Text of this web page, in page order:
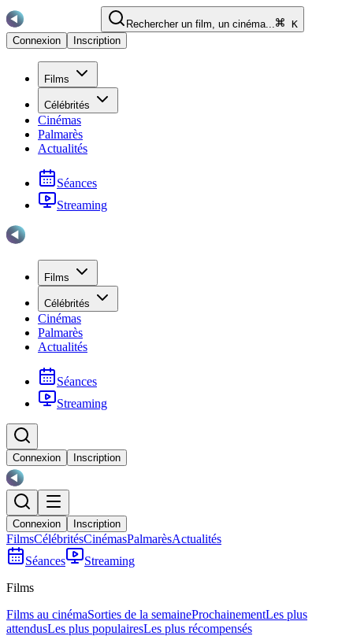
Rechercher un film, un cinéma...
K
Connexion
Inscription
Films
Célébrités
Cinémas
Palmarès
Actualités
Séances
Streaming
Films
Célébrités
Cinémas
Palmarès
Actualités
Séances
Streaming
Connexion Inscription
Connexion Inscription
FilmsCélébritésCinémasPalmarèsActualités
Séances
Streaming
Films
Films au cinémaSorties de la semaineProchainementLes plus
attendusLes plus populairesLes plus récompensés